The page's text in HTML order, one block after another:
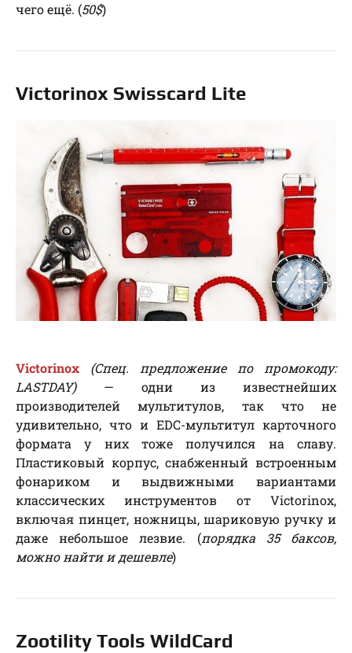
чего ещё. (50$)
Victorinox Swisscard Lite
Victorinox
(Спец. предложение по промокоду:
LASTDAY)— одни из известнейших
производителей мультитулов, так что не
удивительно, что и EDC-мультитул карточного
формата у них тоже получился на славу.
Пластиковый корпус, снабженный встроенным
фонариком и выдвижными вариантами
классических инструментов от Victorinox,
включая пинцет, ножницы, шариковую ручку и
даже небольшое лезвие. (порядка 35 баксов,
можно найти и дешевле)
Zootility Tools WildCard